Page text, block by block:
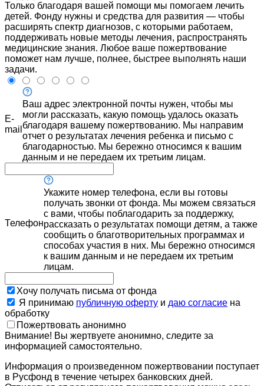
Только благодаря вашей помощи мы помогаем лечить
детей. Фонду нужны и средства для развития — чтобы
расширять спектр диагнозов, с которыми работаем,
поддерживать новые методы лечения, распространять
медицинские знания. Любое ваше пожертвование
поможет нам лучше, полнее, быстрее выполнять наши
задачи.
E-
mail
Ваш адрес электронной почты нужен, чтобы мы
могли рассказать, какую помощь удалось оказать
благодаря вашему пожертвованию. Мы направим
отчет о результатах лечения ребенка и письмо с
благодарностью. Мы бережно относимся к вашим
данным и не передаем их третьим лицам.
Телефон
Укажите номер телефона, если вы готовы
получать звонки от фонда. Мы можем связаться
с вами, чтобы поблагодарить за поддержку,
рассказать о результатах помощи детям, а также
сообщить о благотворительных программах и
способах участия в них. Мы бережно относимся
к вашим данным и не передаем их третьим
лицам.
Хочу получать письма от фонда
Я принимаю публичную оферту и даю согласие на
обработку
Пожертвовать анонимно
Внимание! Вы жертвуете анонимно, следите за
информацией самостоятельно.
Информация о произведенном пожертвовании поступает
в Русфонд в течение четырех банковских дней.